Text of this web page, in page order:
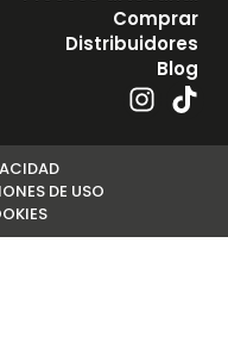
Comprar
Distribuidores
Blog
DE USO